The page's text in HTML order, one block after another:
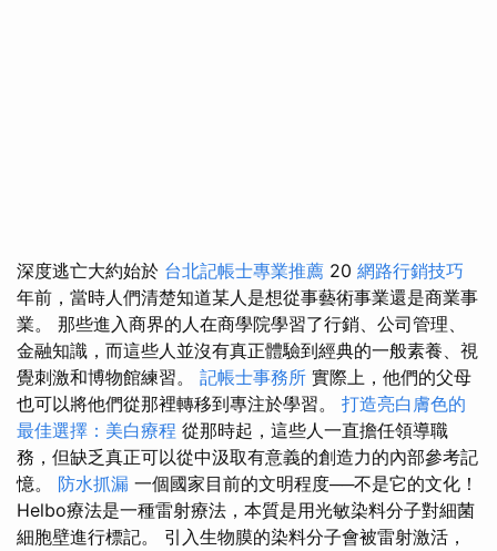
深度逃亡大約始於 台北記帳士專業推薦 20 網路行銷技巧
年前，當時人們清楚知道某人是想從事藝術事業還是商業事
業。 那些進入商界的人在商學院學習了行銷、公司管理、
金融知識，而這些人並沒有真正體驗到經典的一般素養、視
覺刺激和博物館練習。 記帳士事務所 實際上，他們的父母
也可以將他們從那裡轉移到專注於學習。 打造亮白膚色的
最佳選擇：美白療程 從那時起，這些人一直擔任領導職
務，但缺乏真正可以從中汲取有意義的創造力的內部參考記
憶。 防水抓漏 一個國家目前的文明程度──不是它的文化！
Helbo療法是一種雷射療法，本質是用光敏染料分子對細菌
細胞壁進行標記。 引入生物膜的染料分子會被雷射激活，